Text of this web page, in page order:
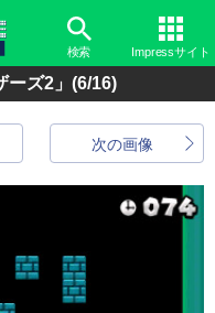
検索 Impressサイト
ズ2」 (6/16)
次の画像